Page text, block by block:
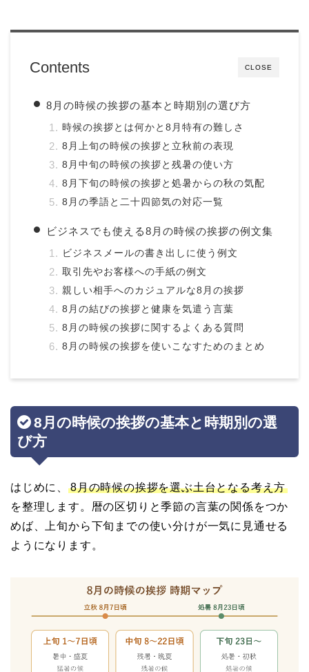
CLOSE
Contents
8月の時候の挨拶の基本と時期別の選び方
時候の挨拶とは何かと8月特有の難しさ
8月上旬の時候の挨拶と立秋前の表現
8月中旬の時候の挨拶と残暑の使い方
8月下旬の時候の挨拶と処暑からの秋の気配
8月の季語と二十四節気の対応一覧
ビジネスでも使える8月の時候の挨拶の例文集
ビジネスメールの書き出しに使う例文
取引先やお客様への手紙の例文
親しい相手へのカジュアルな8月の挨拶
8月の結びの挨拶と健康を気遣う言葉
8月の時候の挨拶に関するよくある質問
8月の時候の挨拶を使いこなすためのまとめ
8月の時候の挨拶の基本と時期別の選
び方
はじめに、
8月の時候の挨拶を選ぶ土台となる考え方
を整理します。暦の区切りと季節の言葉の関係をつか
めば、上旬から下旬までの使い分けが一気に見通せる
ようになります。